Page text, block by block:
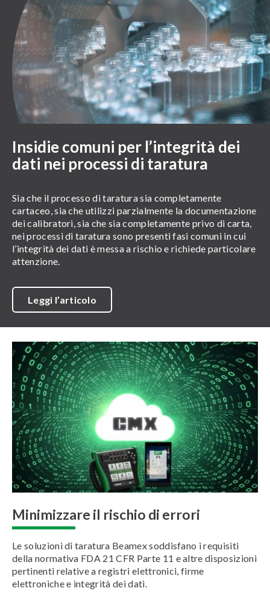
Insidie comuni per l’integrità dei
dati nei processi di taratura
Sia che il processo di taratura sia completamente
cartaceo, sia che utilizzi parzialmente la documentazione
dei calibratori, sia che sia completamente privo di carta,
nei processi di taratura sono presenti fasi comuni in cui
l’integrità dei dati è messa a rischio e richiede particolare
attenzione.
Leggi l’articolo
Minimizzare il rischio di errori
Le soluzioni di taratura Beamex soddisfano i requisiti
della normativa FDA 21 CFR Parte 11 e altre disposizioni
pertinenti relative a registri elettronici, firme
elettroniche e integrità dei dati.